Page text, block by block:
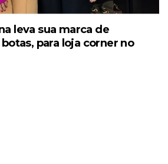
leva sua marca de
para loja corner no